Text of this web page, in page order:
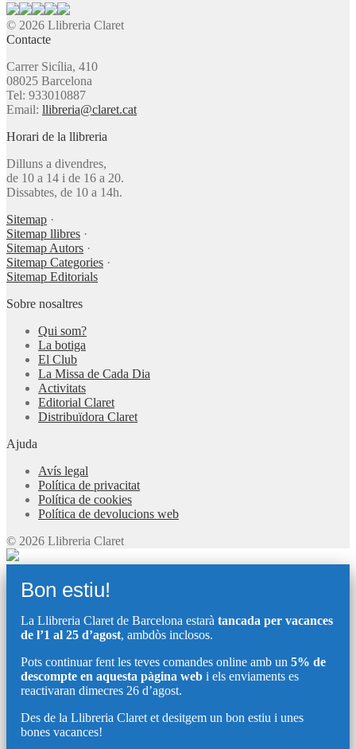
© 2026 Llibreria Claret
Contacte
Carrer Sicília, 410
08025 Barcelona
Tel: 933010887
Email: llibreria@claret.cat
Horari de la llibreria
Dilluns a divendres,
de 10 a 14 i de 16 a 20.
Dissabtes, de 10 a 14h.
Sitemap ·
Sitemap llibres ·
Sitemap Autors ·
Sitemap Categories ·
Sitemap Editorials
Sobre nosaltres
Qui som?
La botiga
El Club
La Missa de Cada Dia
Activitats
Editorial Claret
Distribuïdora Claret
Ajuda
Avís legal
Política de privacitat
Política de cookies
Política de devolucions web
© 2026 Llibreria Claret
Bon estiu!
La Llibreria Claret de Barcelona estarà tancada per vacances
de l’1 al 25 d’agost, ambdòs inclosos.
Pots continuar fent les teves comandes online amb un 5% de
descompte en aquesta pàgina web i els enviaments es
reactivaran dimecres 26 d’agost.
Des de la Llibreria Claret et desitgem un bon estiu i unes
bones vacances!